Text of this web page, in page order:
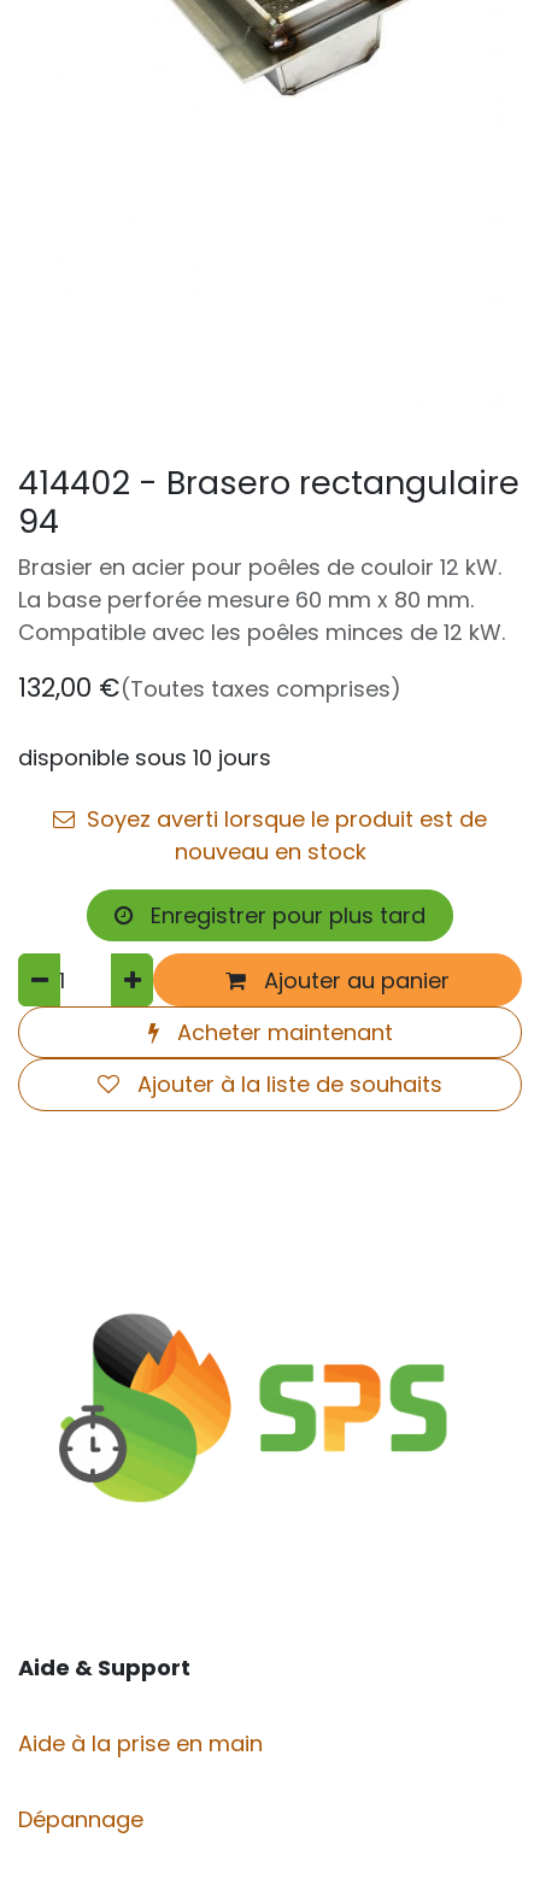
414402 - Brasero rectangulaire
94
Brasier en acier pour poêles de couloir 12 kW.
La base perforée mesure 60 mm x 80 mm.
Compatible avec les poêles minces de 12 kW.
132,00 €(Toutes taxes comprises)
disponible sous 10 jours
Soyez averti lorsque le produit est de
nouveau en stock
Enregistrer pour plus tard
Ajouter au panier
Acheter maintenant
Ajouter à la liste de souhaits
Aide & Support
Aide à la prise en main
Dépannage